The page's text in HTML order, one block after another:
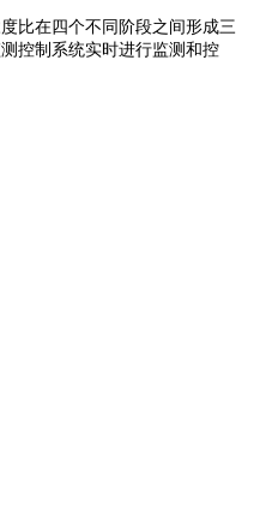
比在四个不同阶段之间形成三
控制系统实时进行监测和控